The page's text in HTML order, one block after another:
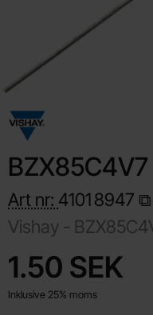
BZX85C4V7
Art nr: 41018947
Vishay -
pris
1.50 SEK
Inklusive 25% moms